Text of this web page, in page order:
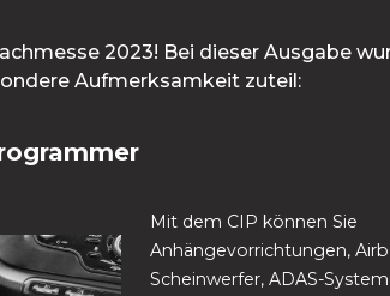
2023! Bei dieser Ausgabe
Aufmerksamkeit zuteil:
Mit dem CIP können Sie
Anhängevorrichtungen,
Scheinwerfer, ADAS-